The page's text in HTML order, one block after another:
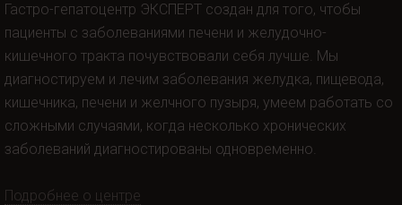
Гастро-гепатоцентр ЭКСПЕРТ создан для того, чтобы
пациенты с заболеваниями печени и желудочно-
кишечного тракта почувствовали себя лучше. Мы
диагностируем и лечим заболевания желудка, пищевода,
кишечника, печени и желчного пузыря, умеем работать со
сложными случаями, когда несколько хронических
заболеваний диагностированы одновременно.
Подробнее о центре